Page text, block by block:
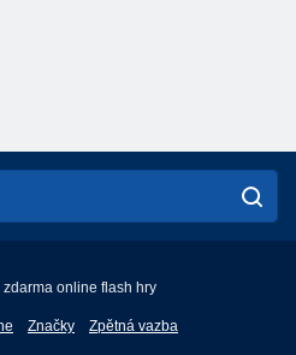
online flash hry
Značky Zpětná vazba